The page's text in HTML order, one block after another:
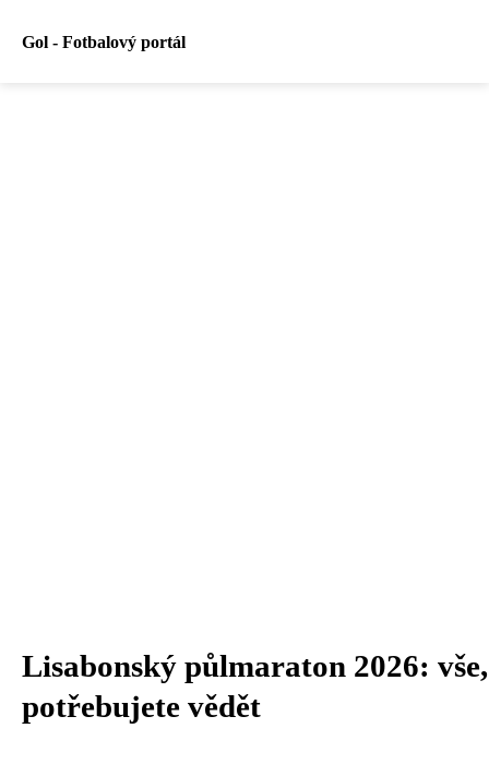
Gol - Fotbalový portál
Lisabonský půlmaraton 2026:
potřebujete vědět